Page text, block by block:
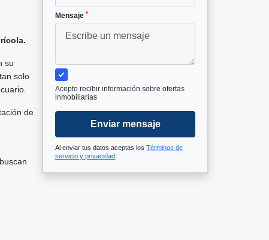
su
solo
de
Mensaje *
Acepto recibir información sobre ofertas
inmobiliarias
Enviar mensaje
Al enviar tus datos aceptas los Términos de
servicio y privacidad